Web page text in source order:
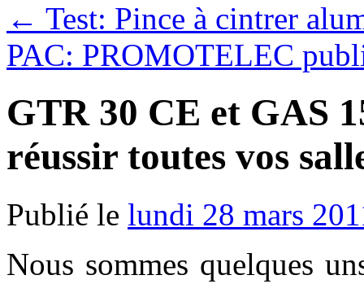
← Test: Pince à cintrer
PAC: PROMOTELEC
GTR 30 CE et GAS
réussir toutes vos
Publié le lundi 28 mars
Nous sommes quelques